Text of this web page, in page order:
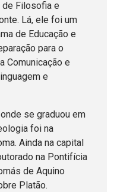
de Filosofia e
Lá, ele foi um
de Educação e
para o
Comunicação e
e
se graduou em
foi na
Ainda na capital
na Pontifícia
de Aquino
Platão.